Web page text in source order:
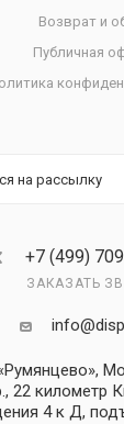
Возврат и
Публичная
на рассылку
+7 (499)
ЗАКАЗАТЬ
22 километр
4 к Д,